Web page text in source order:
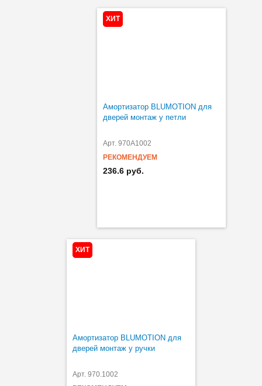
ХИТ
Амортизатор BLUMOTION для
дверей монтаж у петли
Арт. 970A1002
РЕКОМЕНДУЕМ
236.6 руб.
ХИТ
Амортизатор BLUMOTION для
дверей монтаж у ручки
Арт. 970.1002